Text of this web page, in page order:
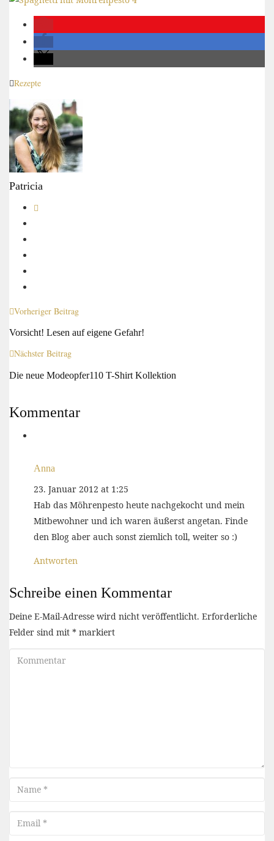
Rezepte
Patricia
Vorheriger Beitrag
Vorsicht! Lesen auf eigene Gefahr!
Nächster Beitrag
Die neue Modeopfer110 T-Shirt Kollektion
Kommentar
Anna
23. Januar 2012 at 1:25
Hab das Möhrenpesto heute nachgekocht und mein
Mitbewohner und ich waren äußerst angetan. Finde
den Blog aber auch sonst ziemlich toll, weiter so :)
Antworten
Schreibe einen Kommentar
Deine E-Mail-Adresse wird nicht veröffentlicht. Erforderliche
Felder sind mit * markiert
Kommentar
Name
Email